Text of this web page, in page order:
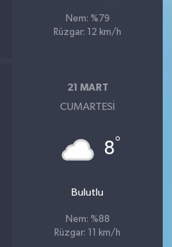
Nem: %79
Rüzgar: 12 km/h
21 MART
CUMARTESI
8°
Bulutlu
Nem: %88
Rüzgar: 11 km/h